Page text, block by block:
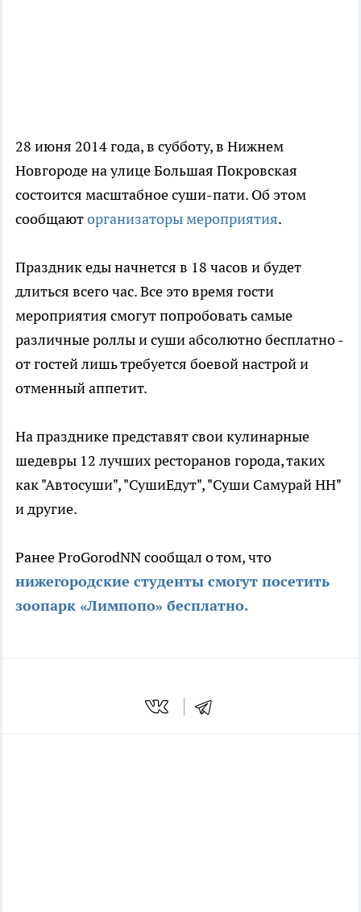
28 июня 2014 года, в субботу, в Нижнем
Новгороде на улице Большая Покровская
состоится масштабное суши-пати. Об этом
сообщаюторганизаторы мероприятия.
Праздник еды начнется в 18 часов и будет
длиться всего час. Все это время гости
мероприятия смогут попробовать самые
различные роллы и суши абсолютно бесплатно -
от гостей лишь требуется боевой настрой и
отменный аппетит.
На празднике представят свои кулинарные
шедевры 12 лучших ресторанов города, таких
как "Автосуши", "СушиЕдут", "Суши Самурай НН"
и другие.
Ранее ProGorodNN сообщал о том, что
нижегородские студенты смогут посетить
зоопарк «Лимпопо» бесплатно.